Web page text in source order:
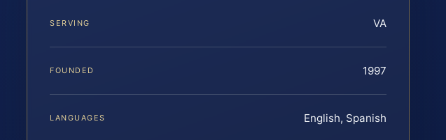
SERVING VA
FOUNDED 1997
LANGUAGES English, Spanish